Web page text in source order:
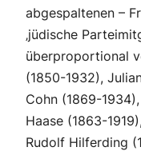
abgespaltenen –
‚jüdische
überproportional
(1850-1932),
Cohn (1869-
Haase (1863-
Rudolf Hilferding